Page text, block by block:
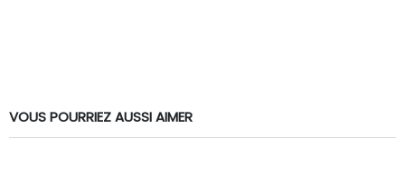
VOUS POURRIEZ AUSSI AIMER